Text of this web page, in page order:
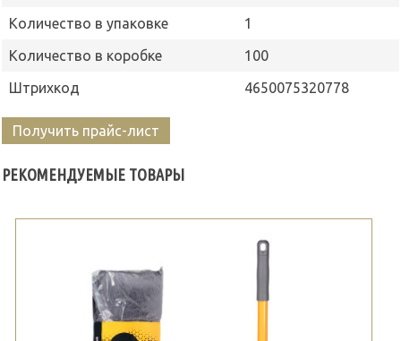
Количество в упаковке
1
Количество в коробке
100
Штрихкод
4650075320778
Получить прайс-лист
РЕКОМЕНДУЕМЫЕ ТОВАРЫ